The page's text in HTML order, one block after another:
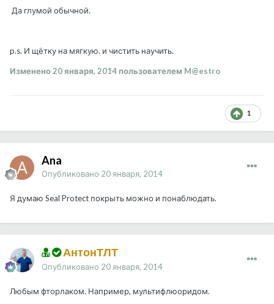
Да глумой обычной.
p.s. И щётку на мягкую. и чистить научить.
Изменено20 января, 2014пользователем M@estro
1
Ana
Опубликовано 20 января, 2014
Я думаю Seal Protect покрыть можно и понаблюдать.
АнтонТЛТ
Опубликовано 20 января, 2014
Любым фторлаком. Например, мультифлюоридом.